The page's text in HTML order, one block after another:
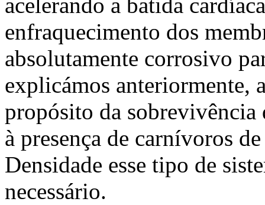
acelerando a batida
enfraquecimento dos
absolutamente corrosivo
explicámos anteriormente,
propósito da sobrevivência
à presença de carnívoros
Densidade esse tipo de
necessário.